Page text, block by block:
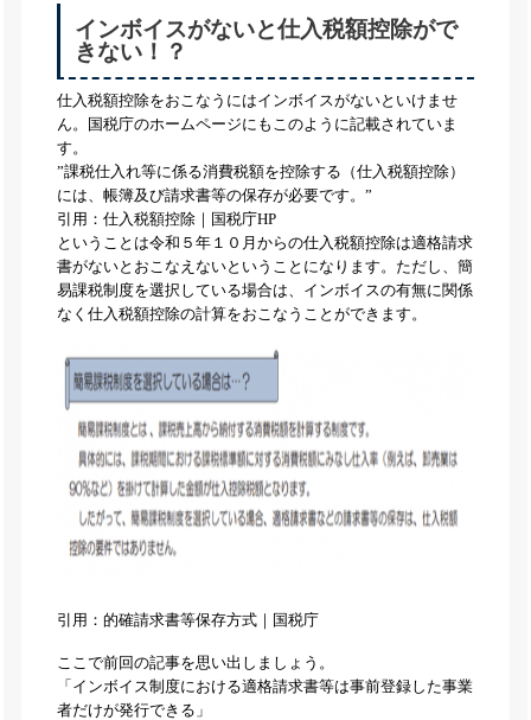
インボイスがないと仕入税額控除がで
きない！？
仕入税額控除をおこなうにはインボイスがないといけませ
ん。国税庁のホームページにもこのように記載されていま
す。
”課税仕入れ等に係る消費税額を控除する（仕入税額控除）
には、帳簿及び請求書等の保存が必要です。”
引用：仕入税額控除｜国税庁HP
ということは令和５年１０月からの仕入税額控除は適格請求
書がないとおこなえないということになります。ただし、簡
易課税制度を選択している場合は、インボイスの有無に関係
なく仕入税額控除の計算をおこなうことができます。
引用：的確請求書等保存方式｜国税庁
ここで前回の記事を思い出しましょう。
「インボイス制度における適格請求書等は事前登録した事業
者だけが発行できる」